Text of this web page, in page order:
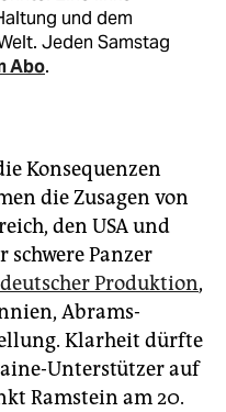
und dem
Jeden Samstag
Abo.
Konsequenzen
die Zusagen von
den USA und
schwere Panzer
Produktion,
Abrams-
Klarheit dürfte
Unterstützer auf
Ramstein am 20.